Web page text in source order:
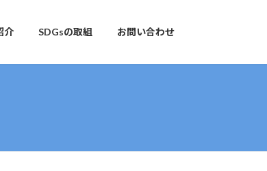
介 SDGsの取組 お問い合わせ